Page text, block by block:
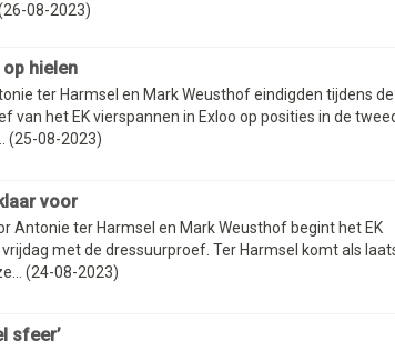
08-2023)
hielen
ter Harmsel en Mark Weusthof eindigden tijdens de
van het EK vierspannen in Exloo op posities in de
(25-08-2023)
voor
Antonie ter Harmsel en Mark Weusthof begint het EK
met de dressuurproef. Ter Harmsel komt als
(24-08-2023)
sfeer’